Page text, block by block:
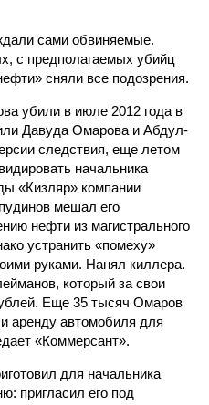
сами обвиняемые.
с предполагаемых убийц
сняли все подозрения.
убили в июле 2012 года в
Давуда Омарова и Абдул-
следствия, еще летом
начальника
«Кизляр» компании
мешал его
нефти из магистрального
устранить «помеху»
руками. Нанял киллера.
который за свои
Еще 35 тысяч Омаров
аренду автомобиля для
«Коммерсант».
для начальника
пригласил его под